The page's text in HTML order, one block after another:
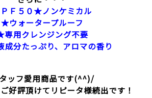
ＰＦ５０★ノンケミカル
★ウォータープルーフ
用クレンジング不要
分たっぷり、アロマの香り
ッフ愛用商品です(^^)/
好評頂けてリピータ様続出です！